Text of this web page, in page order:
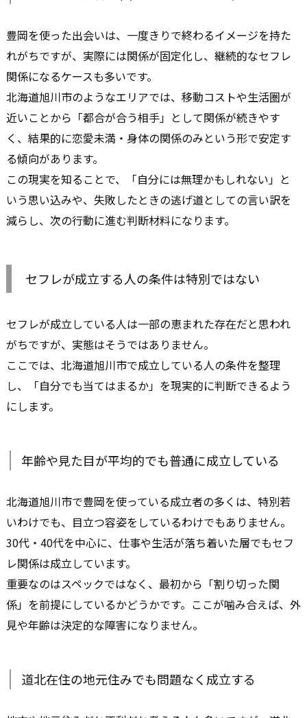
豊岡を使った出会いは、一度きりで終わるイメージを持た
れがちですが、実際には関係が固定化し、継続的なセフレ
関係になるケースも多いです。
北海道旭川市のようなエリアでは、移動コストや生活圏が
近いことから「都合が合う相手」として関係が続きやす
く、結果的に恋愛未満・身体の関係のみという形で安定す
る傾向があります。
この現実を知ることで、「自分には無理かもしれない」と
いう思い込みや、失敗したときの逃げ道としての言い訳を
減らし、次の行動に進む判断材料になります。
セフレが成立する人の条件は特別ではない
セフレが成立している人は一部の恵まれた存在だと思われ
がちですが、実態はそうではありません。
ここでは、北海道旭川市で成立している人の条件を整理
し、「自分でも当てはまるか」を現実的に判断できるよう
にします。
年齢や見た目が平均的でも普通に成立している
北海道旭川市で豊岡を使っている成立者の多くは、特別若
いわけでも、目立つ容姿をしているわけでもありません。
30代・40代を中心に、仕事や生活が落ち着いた層でもセフ
レ関係は成立しています。
重要なのはスペックではなく、最初から「割り切った関
係」を前提にしているかどうかです。ここが噛み合えば、外
見や年齢は決定的な障害になりません。
道北在住の地元住みでも問題なく成立する